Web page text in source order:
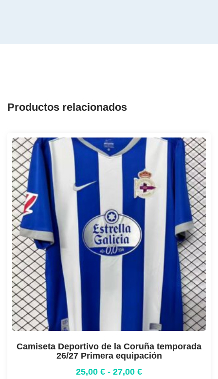
Productos relacionados
Camiseta Deportivo de la Coruña temporada
26/27 Primera equipación
25,00 € - 27,00 €